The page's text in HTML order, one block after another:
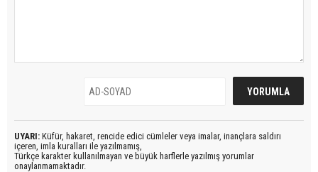
UYARI: Küfür, hakaret, rencide edici cümleler veya imalar, inançlara saldırı
içeren, imla kuralları ile yazılmamış,
Türkçe karakter kullanılmayan ve büyük harflerle yazılmış yorumlar
onaylanmamaktadır.